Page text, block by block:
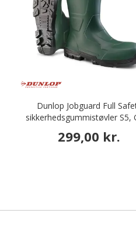
Dunlop Jobguard Full
sikkerhedsgummistøvler S5,
299,00 kr.